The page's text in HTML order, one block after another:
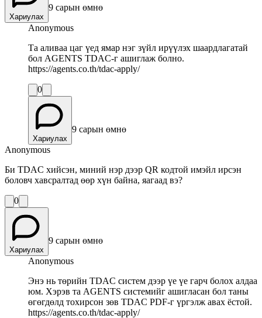
Хариулах
9 сарын өмнө
Anonymous
Та аливаа цаг үед ямар нэг зүйл ирүүлэх шаардлагатай
бол AGENTS TDAC-г ашиглаж болно.
https://agents.co.th/tdac-apply/
0
Хариулах
9 сарын өмнө
Anonymous
Би TDAC хийсэн, миний нэр дээр QR кодтой имэйл ирсэн
боловч хавсралтад өөр хүн байна, яагаад вэ?
0
Хариулах
9 сарын өмнө
Anonymous
Энэ нь төрийн TDAC систем дээр үе үе гарч болох алдаа
юм. Хэрэв та AGENTS системийг ашигласан бол таны
өгөгдөлд тохирсон зөв TDAC PDF-г үргэлж авах ёстой.
https://agents.co.th/tdac-apply/